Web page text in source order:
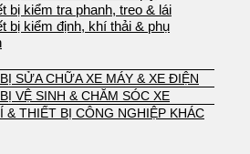
bị kiểm tra phanh, treo & lái
bị kiểm định, khí thải & phụ
SỬA CHỮA XE MÁY & XE ĐIỆN
VỆ SINH & CHĂM SÓC XE
& THIẾT BỊ CÔNG NGHIỆP KHÁC